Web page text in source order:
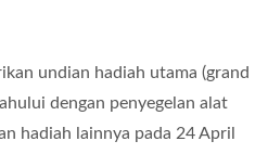
undian hadiah utama (grand
dengan penyegelan alat
hadiah lainnya pada 24 April